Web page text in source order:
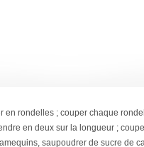
en rondelles ; couper chaque
en deux sur la longueur ;
saupoudrer de sucre de